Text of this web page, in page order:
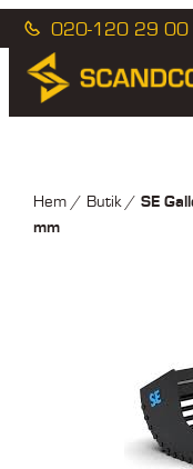
020-120 29 00
Hem/ Butik/ SE
mm